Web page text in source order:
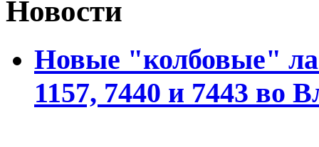
Новости
Новые "колбовые"
1157, 7440 и 7443 во